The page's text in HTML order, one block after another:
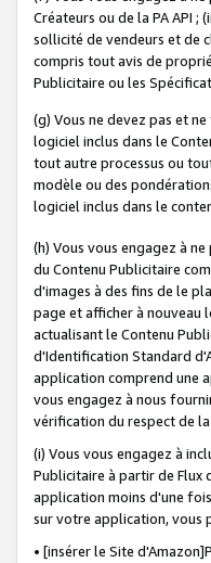
Créateurs ou de la PA API
sollicité de vendeurs et de
compris tout avis de
Publicitaire ou les
(g) Vous ne devez pas et
logiciel inclus dans le
tout autre processus ou
modèle ou des
logiciel inclus dans le
(h) Vous vous engagez à
du Contenu Publicitaire
d'images à des fins de le
page et afficher à nouveau
actualisant le Contenu
d'Identification Standard
application comprend une
vous engagez à nous
vérification du respect de la
(i) Vous vous engagez à
Publicitaire à partir de Flux
application moins d'une
sur votre application, vous
• [insérer le Site